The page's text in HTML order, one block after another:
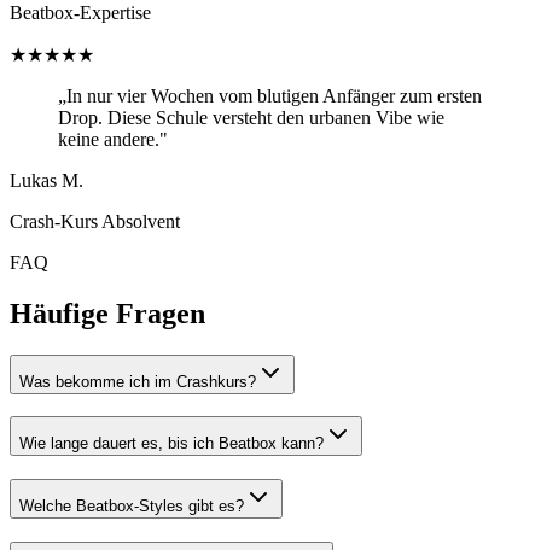
Beatbox-Expertise
★★★★★
„In nur vier Wochen vom blutigen Anfänger zum ersten
Drop. Diese Schule versteht den urbanen Vibe wie
keine andere."
Lukas M.
Crash-Kurs Absolvent
FAQ
Häufige Fragen
Was bekomme ich im Crashkurs?
Wie lange dauert es, bis ich Beatbox kann?
Welche Beatbox-Styles gibt es?